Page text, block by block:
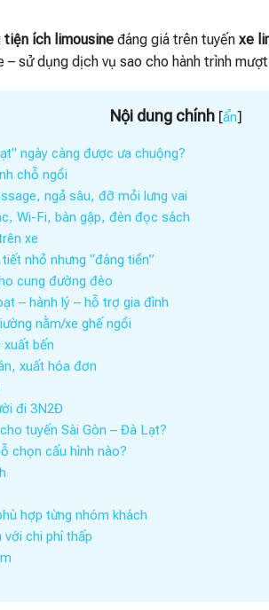
tiện ích limousine đáng giá trên tuyến xe
sử dụng dịch vụ sao cho hành trình
Nội dung chính [ẩn]
ngày càng được ưa chuộng?
chỗ ngồi
ngả sâu, đỡ mỏi lưng vai
Wi-Fi, bàn gập, đèn đọc sách
xe
nhỏ nhưng “đáng tiền”
cung đường đèo
– hành lý – hỗ trợ gia đình
nằm/xe ghế ngồi
bến
xuất hóa đơn
đi 3N2Đ
tuyến Sài Gòn – Đà Lạt?
chọn cấu hình nào?
hợp từng nhóm khách
với chi phí thấp